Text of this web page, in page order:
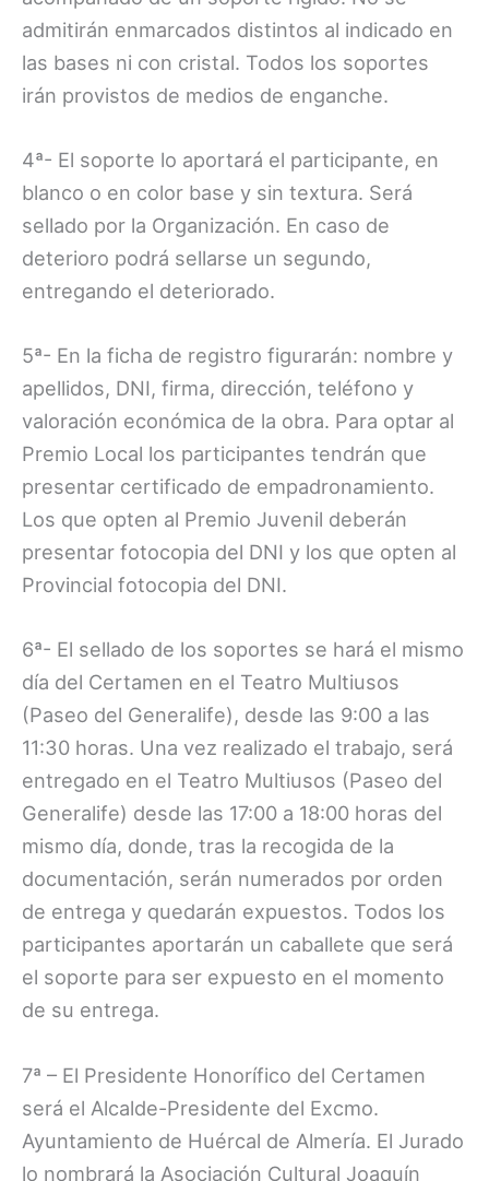
admitirán enmarcados distintos al indicado en
las bases ni con cristal. Todos los soportes
irán provistos de medios de enganche.
4ª- El soporte lo aportará el participante, en
blanco o en color base y sin textura. Será
sellado por la Organización. En caso de
deterioro podrá sellarse un segundo,
entregando el deteriorado.
5ª- En la ficha de registro figurarán: nombre y
apellidos, DNI, firma, dirección, teléfono y
valoración económica de la obra. Para optar al
Premio Local los participantes tendrán que
presentar certificado de empadronamiento.
Los que opten al Premio Juvenil deberán
presentar fotocopia del DNI y los que opten al
Provincial fotocopia del DNI.
6ª- El sellado de los soportes se hará el mismo
día del Certamen en el Teatro Multiusos
(Paseo del Generalife), desde las 9:00 a las
11:30 horas. Una vez realizado el trabajo, será
entregado en el Teatro Multiusos (Paseo del
Generalife) desde las 17:00 a 18:00 horas del
mismo día, donde, tras la recogida de la
documentación, serán numerados por orden
de entrega y quedarán expuestos. Todos los
participantes aportarán un caballete que será
el soporte para ser expuesto en el momento
de su entrega.
7ª – El Presidente Honorífico del Certamen
será el Alcalde-Presidente del Excmo.
Ayuntamiento de Huércal de Almería. El Jurado
lo nombrará la Asociación Cultural Joaquín